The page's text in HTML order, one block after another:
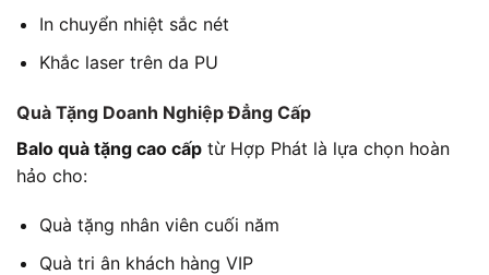
In chuyển nhiệt sắc nét
Khắc laser trên da PU
Quà Tặng Doanh Nghiệp Đẳng Cấp
Balo quà tặng cao cấp từ Hợp Phát là lựa chọn hoàn
hảo cho:
Quà tặng nhân viên cuối năm
Quà tri ân khách hàng VIP